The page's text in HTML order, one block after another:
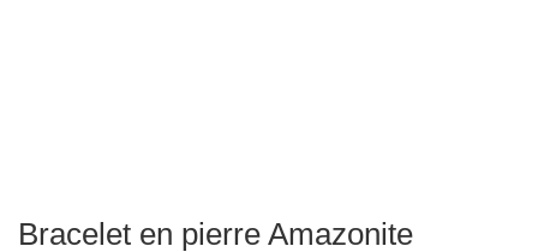
Bracelet en pierre Amazonite